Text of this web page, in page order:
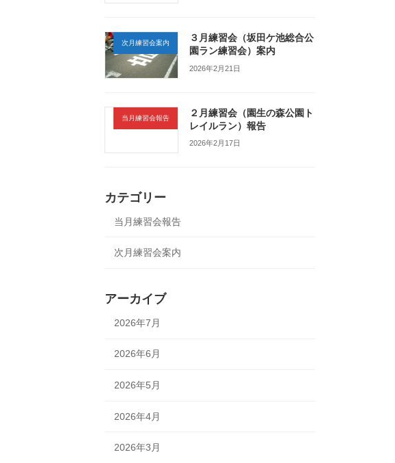
次月練習会案内
３月練習会（坂田ケ池総合公
園ラン練習会）案内
2026年2月21日
当月練習会報告
２月練習会（園生の森公園ト
レイルラン）報告
2026年2月17日
カテゴリー
当月練習会報告
次月練習会案内
アーカイブ
2026年7月
2026年6月
2026年5月
2026年4月
2026年3月